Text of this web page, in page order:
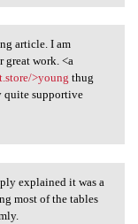
article. I am
great work. <a
>young thug
quite supportive
explained it was a
most of the tables